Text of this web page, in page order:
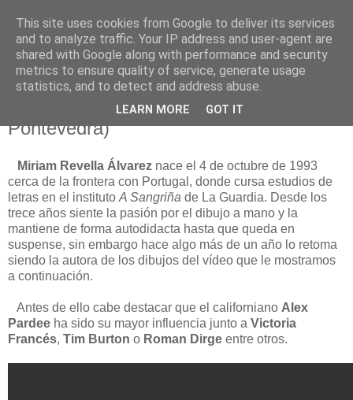
Está de pinga
8/1/13
Miriam Revella Álvarez (El Rosal -
Pontevedra)
Miriam Revella Álvarez nace el 4 de octubre de 1993
cerca de la frontera con Portugal, donde cursa estudios de
letras en el instituto A Sangriña de La Guardia. Desde los
trece años siente la pasión por el dibujo a mano y la
mantiene de forma autodidacta hasta que queda en
suspense, sin embargo hace algo más de un año lo retoma
siendo la autora de los dibujos del vídeo que le mostramos
a continuación.
Antes de ello cabe destacar que el californiano Alex
Pardee ha sido su mayor influencia junto a Victoria
Francés, Tim Burton o Roman Dirge entre otros.
This site uses cookies from Google to deliver its services
and to analyze traffic. Your IP address and user-agent are
shared with Google along with performance and security
metrics to ensure quality of service, generate usage
statistics, and to detect and address abuse.
LEARN MORE GOT IT